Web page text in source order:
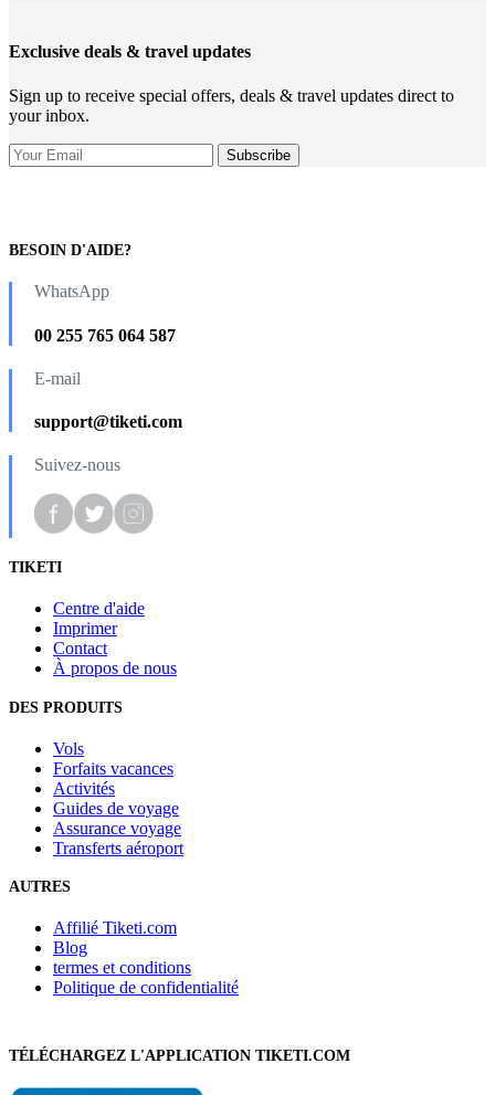
Exclusive deals & travel updates
Sign up to receive special offers, deals & travel updates direct to
your inbox.
BESOIN D'AIDE?
WhatsApp
00 255 765 064 587
E-mail
support@tiketi.com
Suivez-nous
TIKETI
Centre d'aide
Imprimer
Contact
À propos de nous
DES PRODUITS
Vols
Forfaits vacances
Activités
Guides de voyage
Assurance voyage
Transferts aéroport
AUTRES
Affilié Tiketi.com
Blog
termes et conditions
Politique de confidentialité
TÉLÉCHARGEZ L'APPLICATION TIKETI.COM